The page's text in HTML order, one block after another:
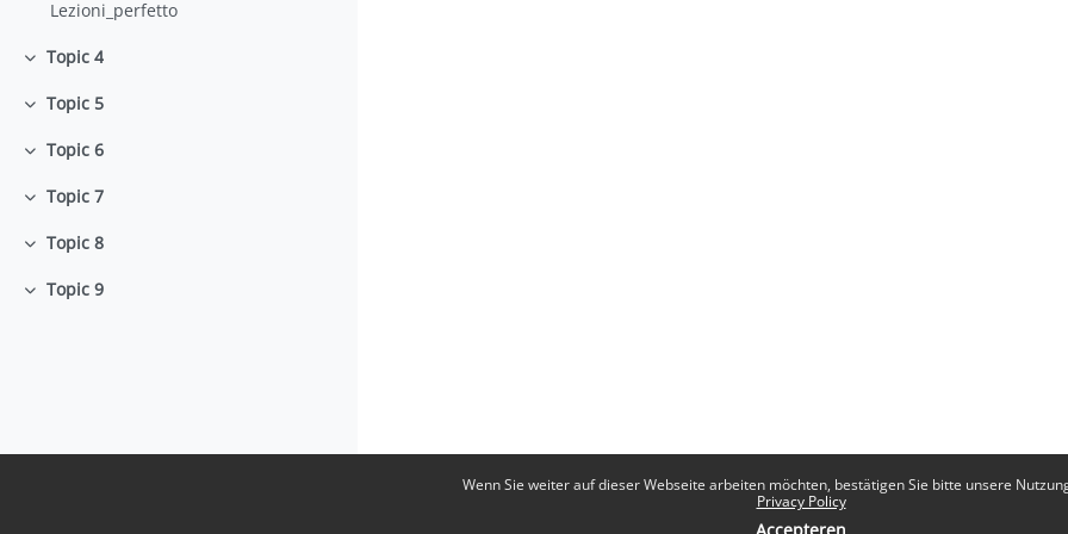
Wenn Sie weiter auf dieser Webseite arbeiten möchten, bestätigen Sie bitte unsere
Privacy Policy
Lezioni_perfetto
Einklappen
Topic 4
Einklappen
Topic 5
Einklappen
Topic 6
Einklappen
Topic 7
Einklappen
Topic 8
Einklappen
Topic 9